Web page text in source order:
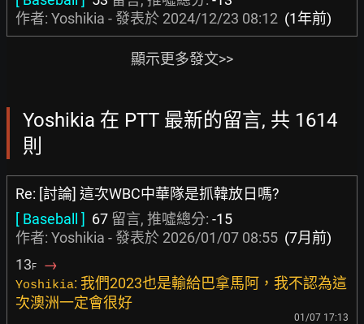
作者: Yoshikia - 發表於 2024/12/23 08:12 (1年前)
顯示更多發文>>
Yoshikia 在 PTT 最新的留言, 共 1614
則
Re: [討論] 這次WBC中華隊是抓韓放日嗎?
[ Baseball ] 67 留言, 推噓總分: -15
作者: Yoshikia - 發表於 2026/01/07 08:55 (7月前)
13F →
Yoshikia: 我們2023也是輸給巴拿馬阿，我不認為這
次澳洲一定會很好
01/07 17:13